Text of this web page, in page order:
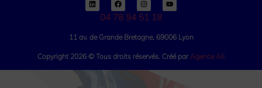
04 78 94 51 18
11 av. de Grande Bretagne, 69006 Lyon
Copyright 2026 © Tous droits réservés. Créé par Agence AE